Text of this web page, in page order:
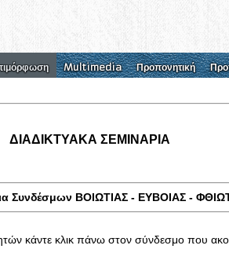
Multimedia Προπονητική
ΣΕΜΙΝΑΡΙΑ
Συνδέσμων ΒΟΙΩΤΙΑΣ - ΕΥΒΟΙΑΣ -
κάντε κλικ πάνω στον σύνδεσμο που